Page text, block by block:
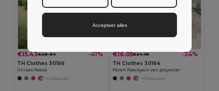
€15.43€26.04 -41%
TH Clothes 30166
Unisex fleece
+2 Kleuren
€16.05€24.18 -34%
TH Clothes 30164
Heren fleecejack van polyester
+3 Kleuren
Accepteer alles